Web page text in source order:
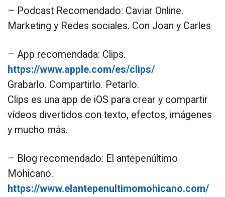
– Podcast Recomendado: Caviar Online.
Marketing y Redes sociales. Con Joan y Carles
– App recomendada: Clips.
https://www.apple.com/es/clips/
Grabarlo. Compartirlo. Petarlo.
Clips es una app de iOS para crear y compartir
vídeos divertidos con texto, efectos, imágenes
y mucho más.
– Blog recomendado: El antepenúltimo
Mohicano.
https://www.elantepenultimomohicano.com/